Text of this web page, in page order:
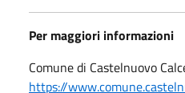
Per maggiori informazioni
Comune di Castelnuovo
https://